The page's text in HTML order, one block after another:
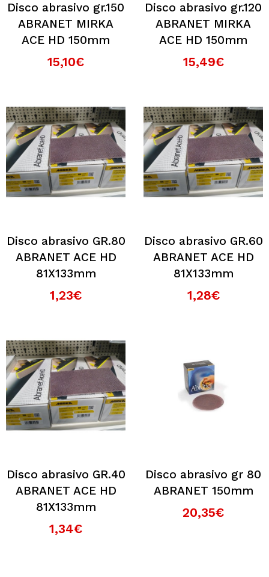
Disco abrasivo gr.150
ABRANET MIRKA
ACE HD 150mm
15,10€
Disco abrasivo gr.120
ABRANET MIRKA
ACE HD 150mm
15,49€
Disco abrasivo GR.80
ABRANET ACE HD
81X133mm
1,23€
Disco abrasivo GR.60
ABRANET ACE HD
81X133mm
1,28€
Disco abrasivo GR.40
ABRANET ACE HD
81X133mm
1,34€
Disco abrasivo gr 80
ABRANET 150mm
20,35€